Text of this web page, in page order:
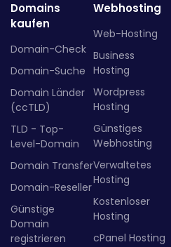
Domains
kaufen
Domain-Check
Domain-Suche
Domain Länder
(ccTLD)
TLD - Top-
Level-Domain
Domain Transfer
Domain-Reseller
Günstige
Domain
registrieren
Webhosting
Web-Hosting
Business
Hosting
Wordpress
Hosting
Günstiges
Webhosting
Verwaltetes
Hosting
Kostenloser
Hosting
cPanel Hosting